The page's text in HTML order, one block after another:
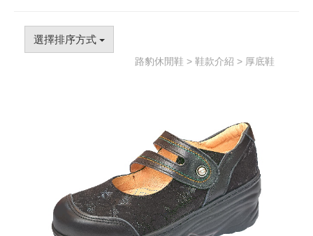
選擇排序方式
路豹休閒鞋 > 鞋款介紹 > 厚底鞋